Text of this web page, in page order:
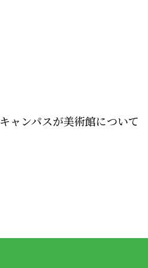
キャンパスが美術館について